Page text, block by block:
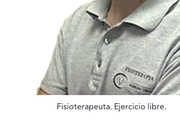
Fisioterapeuta. Ejercicio libre.